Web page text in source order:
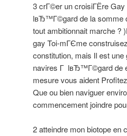
3 crГ©er un croisiГЁre
lвЂ™Г©gard de la somme
tout ambitionnait marche ?
gay Toi-mГЄme
constitution, mais Il est
navires Г lвЂ™Г©gard de
mesure vous aident
Que ou bien naviguer
commencement joindre
2 atteindre mon biotope